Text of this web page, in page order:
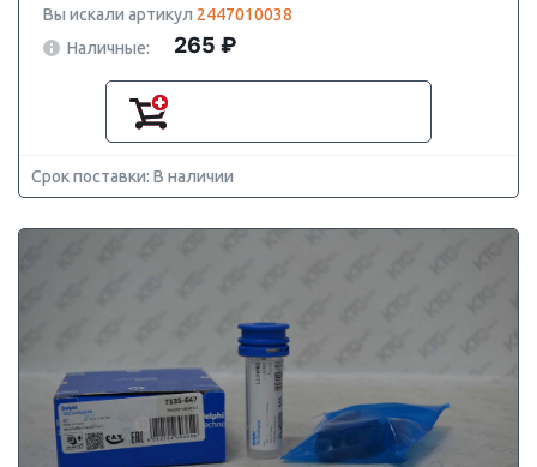
Вы искали артикул 2447010038
Наличные:
265 ₽
Срок поставки: В наличии